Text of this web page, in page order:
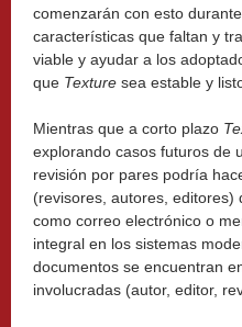
comenzarán con esto
características que faltan y
viable y ayudar a los
que Texture sea estable y
Mientras que a corto plazo
explorando casos futuros de
revisión por pares podría
(revisores, autores,
como correo electrónico o
integral en los sistemas
documentos se encuentran
involucradas (autor, editor,